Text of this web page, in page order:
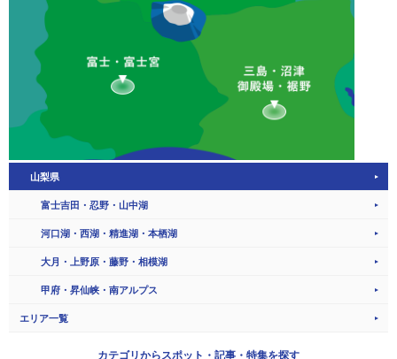
山梨県
富士吉田・忍野・山中湖
河口湖・西湖・精進湖・本栖湖
大月・上野原・藤野・相模湖
甲府・昇仙峡・南アルプス
エリア一覧
カテゴリからスポット・記事・特集を探す